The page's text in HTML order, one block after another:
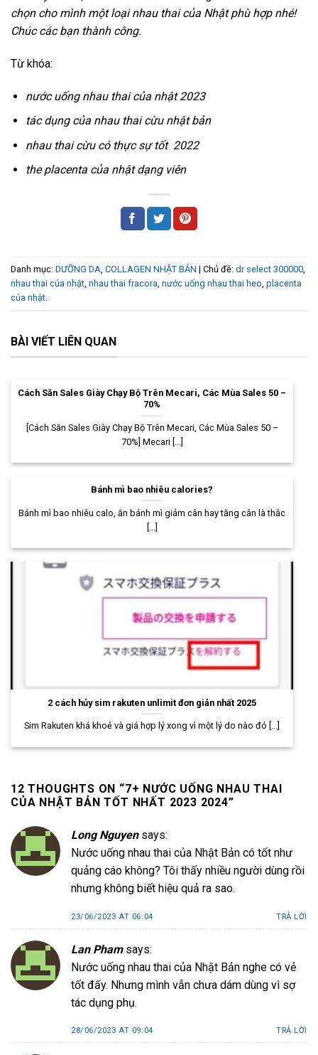
chọn cho mình một loại nhau thai của Nhật phù hợp nhé!
Chúc các bạn thành công.
Từ khóa:
nước uống nhau thai của nhật 2023
tác dụng của nhau thai cừu nhật bản
nhau thai cừu có thực sự tốt 2022
the placenta của nhật dạng viên
Danh mục: DƯỠNG DA COLLAGEN NHẬT BẢN | Chủ đề: dr select 300000
nhau thai của nhật nhau thai fracora nước uống nhau thai heo placenta
của nhật
BÀI VIẾT LIÊN QUAN
Cách Săn Sales Giày Chạy Bộ Trên Mecari, Các Mùa Sales 50 –
70%
[Cách Săn Sales Giày Chạy Bộ Trên Mecari, Các Mùa Sales 50 –
70%] Mecari [...]
Bánh mì bao nhiêu calories?
Bánh mì bao nhiêu calo, ăn bánh mì giảm cân hay tăng cân là thắc
[...]
2 cách hủy sim rakuten unlimit đơn giản nhất 2025
Sim Rakuten khá khoẻ và giá hợp lý xong vì một lý do nào đó [...]
12 THOUGHTS ON “7+ NƯỚC UỐNG NHAU THAI
CỦA NHẬT BẢN TỐT NHẤT 2023 2024”
Long Nguyen says:
Nước uống nhau thai của Nhật Bản có tốt như
quảng cáo không? Tôi thấy nhiều người dùng rồi
nhưng không biết hiệu quả ra sao.
23/06/2023 AT 06:04 TRẢ LỜI
Lan Pham says:
Nước uống nhau thai của Nhật Bản nghe có vẻ
tốt đấy. Nhưng mình vẫn chưa dám dùng vì sợ
tác dụng phụ.
28/06/2023 AT 09:04 TRẢ LỜI